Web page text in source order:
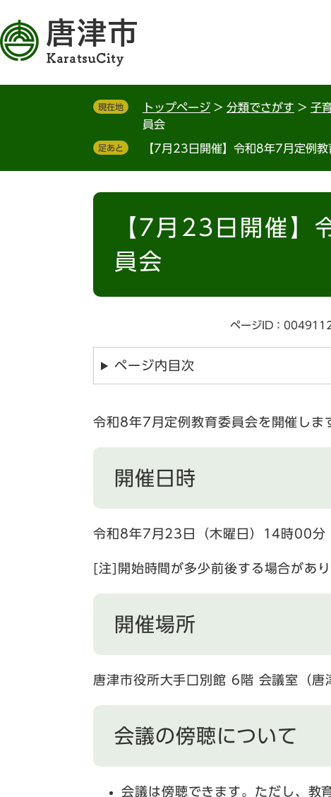
ー
ジ
の
ニ
ュ
ー
現在地 トップページ > 分類でさがす > 子
員会
足あと 【7月23日開催】令和8年7月定例教
本
【7月23日開催】
員会
ページID：
ページ内目次
令和8年7月定例教育委員会を開催しま
開催日時
令和8年7月23日（木曜日）14時00分
[注]開始時間が多少前後する場合があり
開催場所
唐津市役所大手口別館 6階 会議室（唐
会議の傍聴について
会議は傍聴できます。ただし、教